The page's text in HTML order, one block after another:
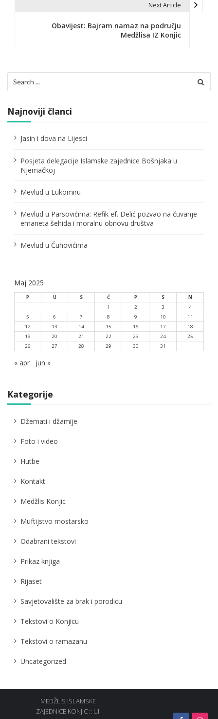
j
č
l
a
n
a
k
a
Next Article
Obavijest: Bajram namaz na području
Medžlisa IZ Konjic
for:
Najnoviji članci
Jasin i dova na Lijesci
Posjeta delegacije Islamske zajednice Bošnjaka u
Njemačkoj
Mevlud u Lukomiru
Mevlud u Parsovićima: Refik ef. Delić pozvao na čuvanje
emaneta šehida i moralnu obnovu društva
Mevlud u Čuhovićima
Maj 2025
P U S Č P S
N
1
2 3
4
5
6 7 8 9 10
11
12
13 14 15 16 17
18
19
20 21 22 23 24
25
26
27 28 29 30 31
« apr jun »
Kategorije
Džemati i džamije
Foto i video
Hutbe
Kontakt
Medžlis Konjic
Muftijstvo mostarsko
Odabrani tekstovi
Prikaz knjiga
Rijaset
Savjetovalište za brak i porodicu
Tekstovi o Konjicu
Tekstovi o ramazanu
Uncategorized
MEDŽLIS ISLAMSKE
ZAJEDNICE KONJIC :: Ul.